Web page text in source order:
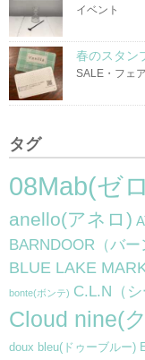
イベント
春のスタン
SALE・フェア
タグ
08Mab(ゼ
anello(アネロ)
BARNDOOR（バー
BLUE LAKE
bonte(ボンテ) C.L.N（シ
Cloud nine(
doux bleu(ドゥーブルー)